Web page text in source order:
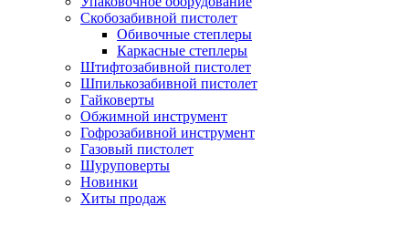
Скобозабивной пистолет
Обивочные степлеры
Каркасные степлеры
Штифтозабивной пистолет
Шпилькозабивной пистолет
Гайковерты
Обжимной инструмент
Гофрозабивной инструмент
Газовый пистолет
Шуруповерты
Новинки
Хиты продаж